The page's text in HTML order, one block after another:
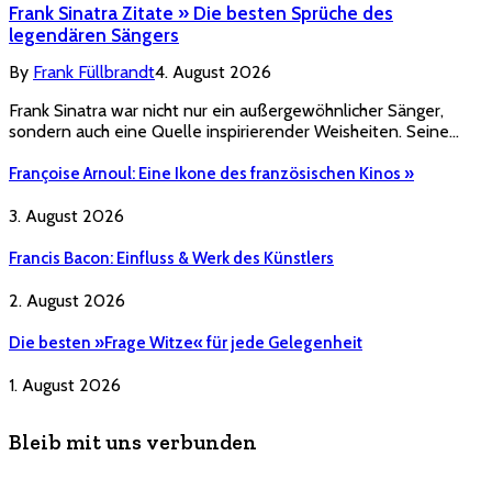
Frank Sinatra Zitate » Die besten Sprüche des
legendären Sängers
By Frank Füllbrandt4. August 2026
Frank Sinatra war nicht nur ein außergewöhnlicher Sänger,
sondern auch eine Quelle inspirierender Weisheiten. Seine…
Françoise Arnoul: Eine Ikone des französischen Kinos »
3. August 2026
Francis Bacon: Einfluss & Werk des Künstlers
2. August 2026
Die besten »Frage Witze« für jede Gelegenheit
1. August 2026
Bleib mit uns verbunden